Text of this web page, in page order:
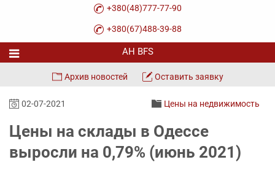
+380(48)777-77-90
+380(67)488-39-88
Архив новостей Оставить заявку
02-07-2021 Цены на недвижимость
Цены на склады в Одессе
выросли на 0,79% (июнь 2021)